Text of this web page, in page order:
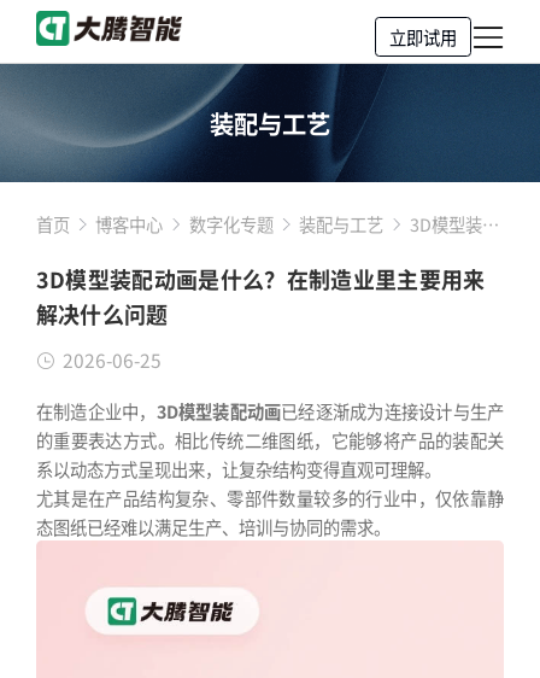
立即试用
装配与工艺
首页 博客中心 数字化专题 装配与工艺
3D模型装配
么？在制造
3D模型装配动画是什么？在制造业里主要用来
解决什么问题
2026-06-25
在制造企业中， 3D模型装配动画已经逐渐成为连接设计与生产
的重要表达方式。相比传统二维图纸，它能够将产品的装配关
系以动态方式呈现出来，让复杂结构变得直观可理解。
尤其是在产品结构复杂、零部件数量较多的行业中，仅依靠静
态图纸已经难以满足生产、培训与协同的需求。